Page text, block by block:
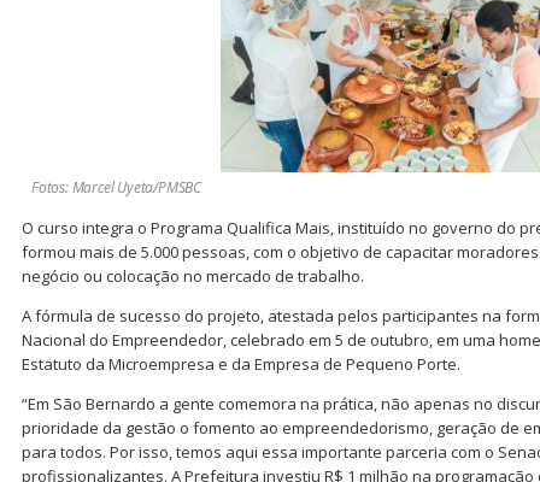
Fotos: Marcel Uyeta/PMSBC
O curso integra o Programa Qualifica Mais, instituído no governo do
formou mais de 5.000 pessoas, com o objetivo de capacitar
negócio ou colocação no mercado de trabalho.
A fórmula de sucesso do projeto, atestada pelos participantes na
Nacional do Empreendedor, celebrado em 5 de outubro, em uma
Estatuto da Microempresa e da Empresa de Pequeno Porte.
“Em São Bernardo a gente comemora na prática, não apenas no
prioridade da gestão o fomento ao empreendedorismo, geração de
para todos. Por isso, temos aqui essa importante parceria com o
profissionalizantes. A Prefeitura investiu R$ 1 milhão na